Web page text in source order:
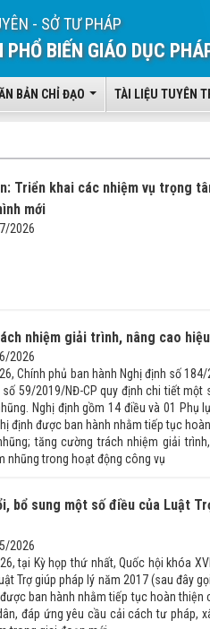
- SỞ TƯ PHÁP
PHỔ BIẾN GIÁO DỤC
BẢN CHỈ ĐẠO TÀI LIỆU TUYÊN
Triển khai các nhiệm vụ trọng
mới
2026
nhiệm giải trình, nâng cao
2026
Chính phủ ban hành Nghị định số
59/2019/NĐ-CP quy định chi tiết một
Nghị định gồm 14 điều và 01
định được ban hành nhằm tiếp tục
tăng cường trách nhiệm giải
nhũng trong hoạt động công vụ
bổ sung một số điều của Luật
2026
tại Kỳ họp thứ nhất, Quốc hội khóa
Trợ giúp pháp lý năm 2017 (sau đây
ban hành nhằm tiếp tục hoàn
đáp ứng yêu cầu cải cách tư pháp,